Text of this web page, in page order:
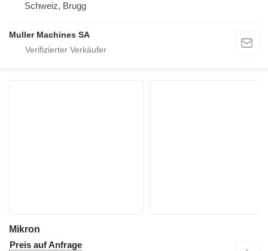
Schweiz, Brugg
Muller Machines SA
Mikron
Preis auf Anfrage